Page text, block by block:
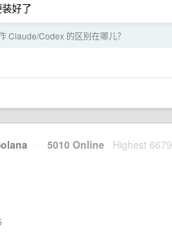
好了
Claude/Codex 的区别在哪儿？
· 5010 Online Highest 6679